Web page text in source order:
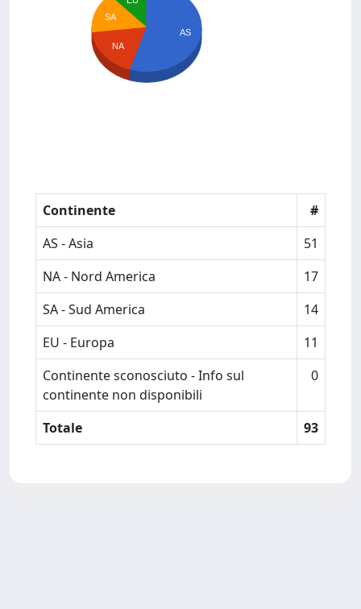
SA
NA
AS
Continente
#
AS - Asia
51
NA - Nord America
17
SA - Sud America
14
EU - Europa
11
Continente sconosciuto - Info sul
continente non disponibili
0
Totale 93